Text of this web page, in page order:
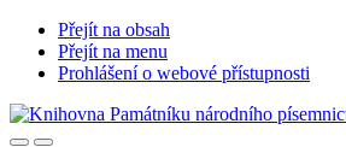
Přejít na obsah
Přejít na menu
Prohlášení o webové přístupnosti